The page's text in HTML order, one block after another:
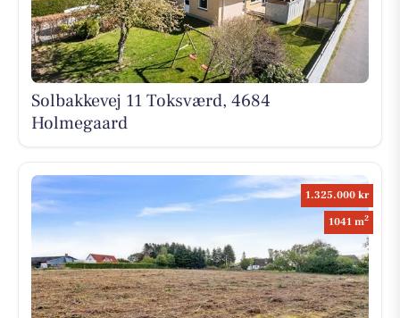
Solbakkevej 11 Toksværd, 4684
Holmegaard
1.325.000 kr
1041 m2